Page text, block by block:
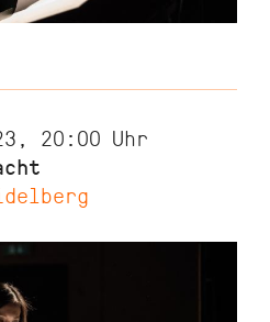
20:00 Uhr